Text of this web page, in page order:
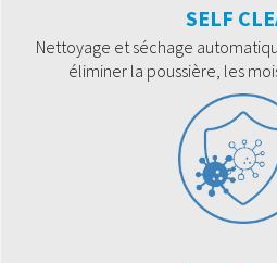
SELF
Nettoyage et séchage
éliminer la poussière, les